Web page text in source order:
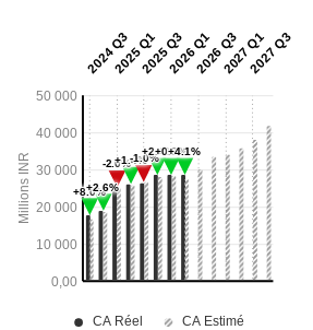
1 1
0% 0%
187,7 227,4 262,3
14% 21,15% 15,35%
22,86 28,24 35,01
5,15% 23,53% 23,97%
669 162 744 531 749 589